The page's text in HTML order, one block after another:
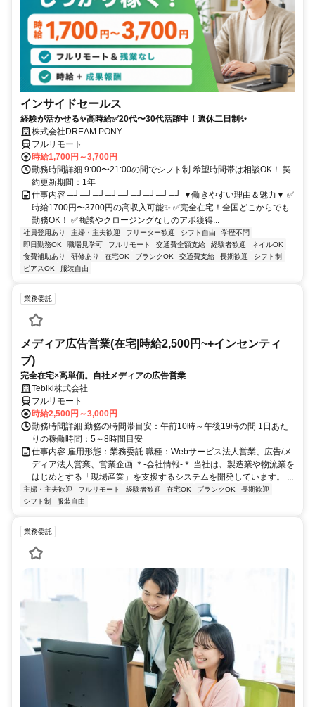
インサイドセールス
経験が活かせる✨高時給✅20代〜30代活躍中！週休二日制✨
株式会社DREAM PONY
フルリモート
時給1,700円～3,700円
勤務時間詳細 9:00〜21:00の間でシフト制 希望時間帯は相談OK！ 契
約更新期間：1年
仕事内容 ─┘─┘─┘─┘─┘─┘─┘─┘─┘ ▼働きやすい理由＆魅力▼ ✅
時給1700円〜3700円の高収入可能✨ ✅完全在宅！全国どこからでも
勤務OK！ ✅商談やクロージングなしのアポ獲得...
社員登用あり 主婦・主夫歓迎 フリーター歓迎 シフト自由
学歴不問
即日勤務OK
職場見学可 フルリモート 交通費全額支給 経験者歓迎
ネイルOK
食費補助あり
研修あり 在宅OK ブランクOK 交通費支給 長期歓迎
シフト制
ピアスOK
服装自由
業務委託
メディア広告営業(在宅|時給2,500円~+インセンティ
ブ)
完全在宅×高単価。自社メディアの広告営業
Tebiki株式会社
フルリモート
時給2,500円～3,000円
勤務時間詳細 勤務の時間帯目安：午前10時～午後19時の間 1日あた
りの稼働時間：5～8時間目安
仕事内容 雇用形態：業務委託 職種：Webサービス法人営業、広告/メ
ディア法人営業、営業企画 ＊-会社情報-＊ 当社は、製造業や物流業を
はじめとする「現場産業」を支援するシステムを開発しています。 ...
主婦・主夫歓迎 フルリモート 経験者歓迎 在宅OK ブランクOK
長期歓迎
シフト制
服装自由
業務委託